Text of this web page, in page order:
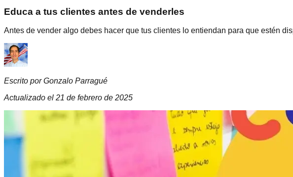
Educa a tus clientes antes de venderles
Antes de vender algo debes hacer que tus clientes lo entiendan para que estén
Escrito por Gonzalo Parragué
Actualizado el 21 de febrero de 2025